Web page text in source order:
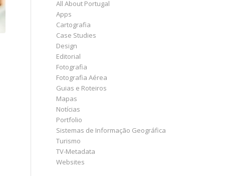
All About Portugal
Apps
Cartografia
Case Studies
Design
Editorial
Fotografia
Fotografia Aérea
Guias e Roteiros
Mapas
Notícias
Portfolio
Sistemas de Informação Geográfica
Turismo
TV-Metadata
Websites